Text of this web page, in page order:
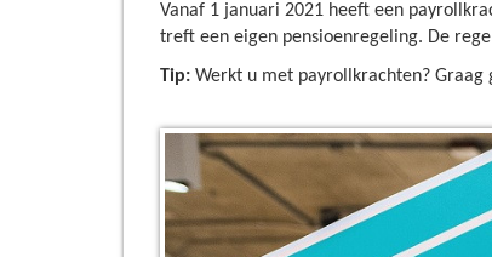
Vanaf 1 januari 2021 heeft een
treft een eigen pensioenregeling. De
Tip: Werkt u met payrollkrachten? Graag